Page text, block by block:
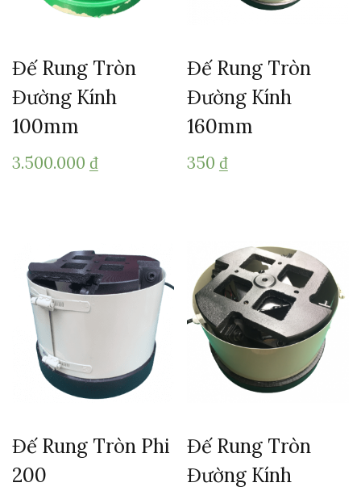
Đế Rung Tròn
Đường Kính
100mm
3.500.000 ₫
Đế Rung Tròn
Đường Kính
160mm
350 ₫
Đế Rung Tròn Phi
200
Đế Rung Tròn
Đường Kính